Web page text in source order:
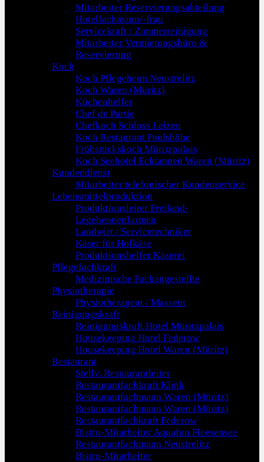
Mitarbeiter Reservierungsabteilung
Hotelfachmann/-frau
Servicekraft / Zimmerreinigung
Mitarbeiter Vermietungsbüro &
Reservierung
Koch
Koch Pflegeheim Neustrelitz
Koch Waren (Müritz)
Küchenhelfer
Chef de Partie
Chefkoch Schloss Leizen
Koch Restaurant Paulshöhe
Frühstückskoch Müritzpalais
Koch Seehotel Ecktannen Waren (Müritz)
Kundendienst
Mitarbeiter telefonischer Kundenservice
Lebensmittelproduktion
Produktionsleiter Freiland-
Legehennenfarmen
Landwirt / Servicetechniker
Käser für Hofkäse
Produktionshelfer Käserei
Pflegefachkraft
Medizinische Fachangestellte
Physiotherapie
Physiotherapeut / Masseur
Reinigungskraft
Reinigungskraft Hotel Müritzpalais
Housekeeping Hotel Federow
Housekeeping Hotel Waren (Müritz)
Restaurant
Stellv. Restaurantleiter
Restaurantfachkraft Klink
Restaurantfachmann Waren (Müritz)
Restaurantfachmann Waren (Müritz)
Restaurantfachkraft Federow
Bistro-Mitarbeiter Aquafun Fleesensee
Restaurantfachmann Neustrelitz
Bistro-Mitarbeiter